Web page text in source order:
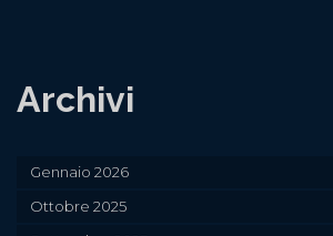
Archivi
Gennaio 2026
Ottobre 2025